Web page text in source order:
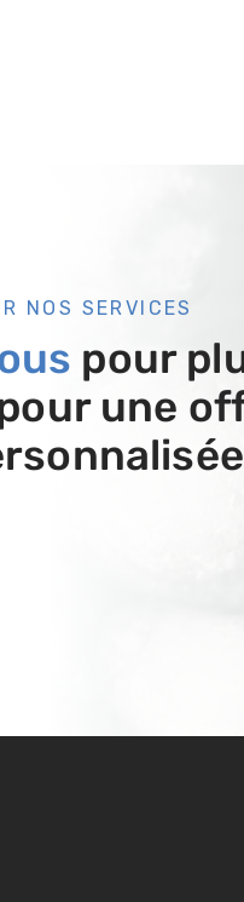
NOS SERVICES
pour
une